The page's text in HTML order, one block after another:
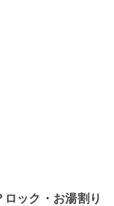
ック・お湯割り